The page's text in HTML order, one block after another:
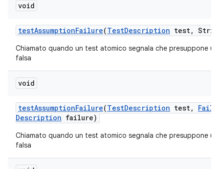
void
testAssumptionFailure(TestDescription test,
Chiamato quando un test atomico segnala che presuppone
falsa
void
testAssumptionFailure(TestDescription test,
Description failure)
Chiamato quando un test atomico segnala che presuppone
falsa